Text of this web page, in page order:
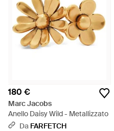
180 €
Marc Jacobs
Anello Daisy Wild - Metallizzato
Da FARFETCH